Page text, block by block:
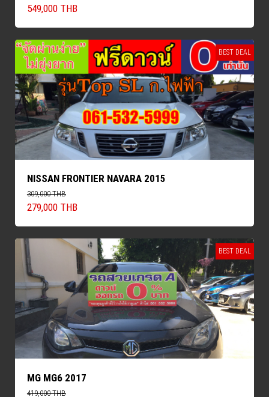
549,000 THB
BEST DEAL
NISSAN FRONTIER NAVARA 2015
309,000 THB
279,000 THB
BEST DEAL
MG MG6 2017
419,000 THB